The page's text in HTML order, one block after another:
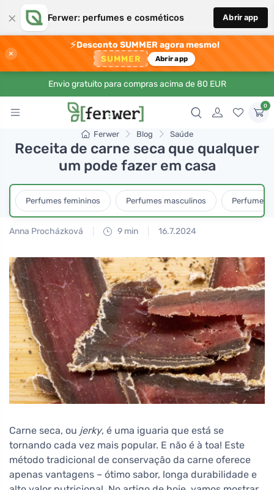
× Ferwer: perfumes e cosméticos Abrir app
×
⚡Desconto SUMMER agora mesmo!
SUMMER Abrir app
Envio gratuito para compras acima de 80 EUR
0
Ferwer Blog Saúde
Receita de carne seca que qualquer
um pode fazer em casa
Perfumes femininos Perfumes masculinos Perfumes
Anna Procházková 9 min 16.7.2024
Carne seca, ou jerky, é uma iguaria que está se
tornando cada vez mais popular. E não é à toa! Este
método tradicional de conservação da carne oferece
apenas vantagens – ótimo sabor, longa durabilidade e